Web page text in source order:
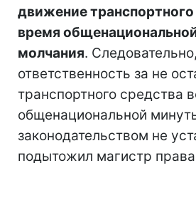
движение транспортного
время
молчания. Следовательно,
ответственность за не
транспортного средства
общенациональной
законодательством не
подытожил магистр